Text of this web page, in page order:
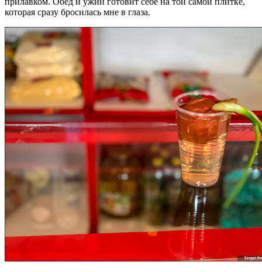
которая сразу бросилась мне в глаза.